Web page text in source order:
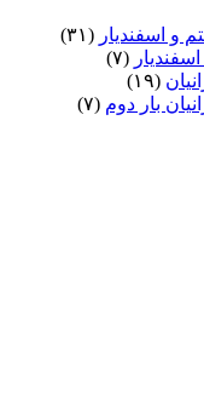
و اسفندیار (۳۱)
(۷)
(۱۹)
بار دوم (۷)